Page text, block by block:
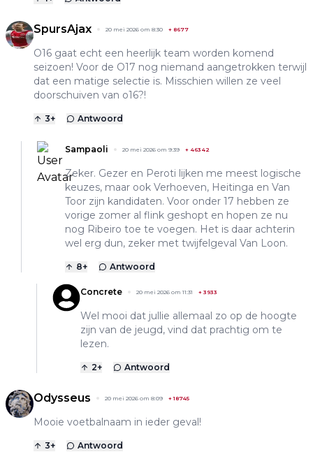
SpursAjax 20 mei 2026 om 8:30 + 8677
O16 gaat echt een heerlijk team worden komend
seizoen! Voor de O17 nog niemand aangetrokken terwijl
dat een matige selectie is. Misschien willen ze veel
doorschuiven van o16?!
3+ Antwoord
Sampaoli 20 mei 2026 om 9:39 + 46342
Zeker. Gezer en Peroti lijken me meest logische
keuzes, maar ook Verhoeven, Heitinga en Van
Toor zijn kandidaten. Voor onder 17 hebben ze
vorige zomer al flink geshopt en hopen ze nu
nog Ribeiro toe te voegen. Het is daar achterin
wel erg dun, zeker met twijfelgeval Van Loon.
8+ Antwoord
Concrete 20 mei 2026 om 11:31 + 3933
Wel mooi dat jullie allemaal zo op de hoogte
zijn van de jeugd, vind dat prachtig om te
lezen.
2+ Antwoord
Odysseus 20 mei 2026 om 8:09 +18745
Mooie voetbalnaam in ieder geval!
3+ Antwoord